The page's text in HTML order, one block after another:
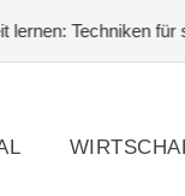
für spontane und